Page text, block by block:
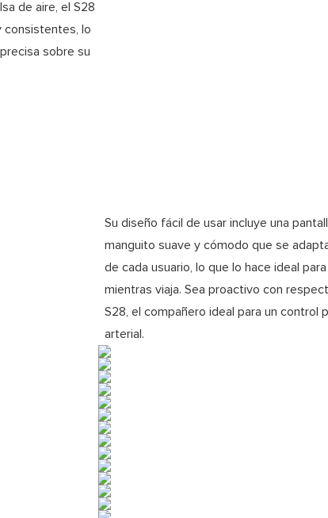
de aire, el S28
consistentes, lo
sobre su
Su diseño fácil de usar incluye una
manguito suave y cómodo que se
de cada usuario, lo que lo hace ideal
mientras viaja. Sea proactivo con
S28, el compañero ideal para un control
arterial.